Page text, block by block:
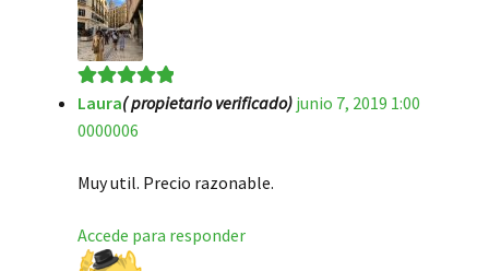
Valorado en5
de 5
Laura( propietario verificado) junio 7, 2019 1:00
0000006
Muy util. Precio razonable.
Accede para responder